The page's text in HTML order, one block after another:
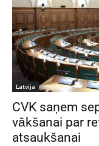
Latvija
CVK saņem
vākšanai par
atsaukšanai